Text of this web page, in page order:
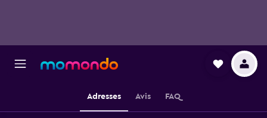
Adresses Avis FAQ